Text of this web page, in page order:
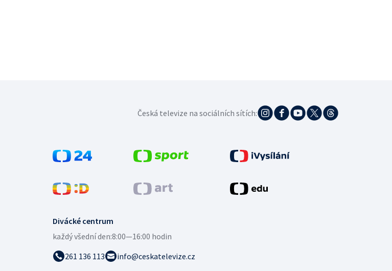
Divácké centrum
každý všední den:8:00—16:00 hodin
261 136 113
info@ceskatelevize.cz
Česká televize na sociálních sítích: